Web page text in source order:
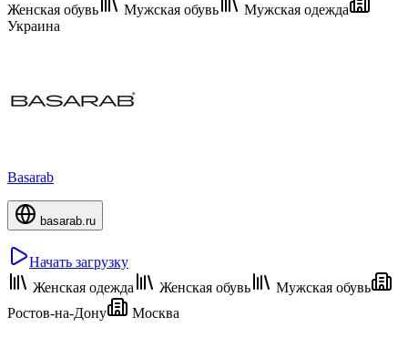
Женская обувь
Мужская обувь
Мужская одежда
Украина
Basarab
basarab.ru
Начать загрузку
Женская одежда
Женская обувь
Мужская обувь
Ростов-на-Дону
Москва